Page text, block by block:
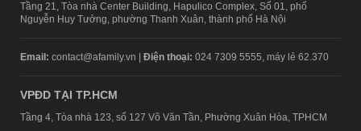
Tầng 21, Tòa nhà Center Building, Hapulico Complex, Số 01, phố
Nguyễn Huy Tưởng, phường Thanh Xuân, thành phố Hà Nội
Email: contact@afamily.vn | Điện thoại: 024 7309 5555, máy lẻ 62.370
VPĐD TẠI TP.HCM
Tầng 4, Tòa nhà 123, số 127 Võ Văn Tần, Phường Xuân Hòa, TPHCM